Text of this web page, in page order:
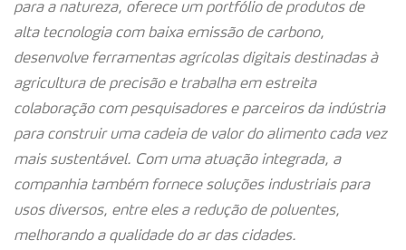
para a natureza, oferece um portfólio de produtos de
alta tecnologia com baixa emissão de carbono,
desenvolve ferramentas agrícolas digitais destinadas à
agricultura de precisão e trabalha em estreita
colaboração com pesquisadores e parceiros da indústria
para construir uma cadeia de valor do alimento cada vez
mais sustentável. Com uma atuação integrada, a
companhia também fornece soluções industriais para
usos diversos, entre eles a redução de poluentes,
melhorando a qualidade do ar das cidades.